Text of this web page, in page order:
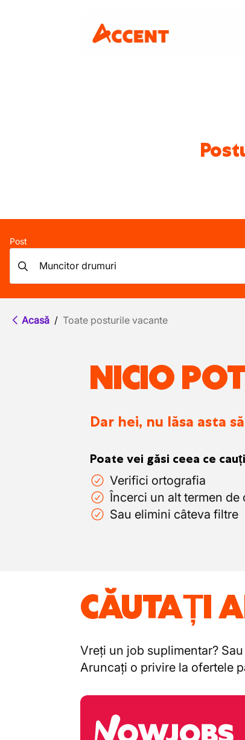
Post
Acasă / Toate posturile vacante
NICIO
Dar hei, nu lăsa asta
Poate vei găsi ceea ce
Verifici ortografia
Încerci un alt termen de
Sau elimini câteva filtre
CĂUTAȚI
Vreți un job suplimentar?
Aruncați o privire la ofertele